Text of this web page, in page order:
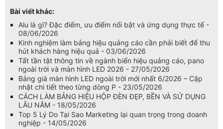
Bài viết khác:
Alu là gì? Đặc điểm, ưu điểm nổi bật và ứng dụng thực tế -
08/06/2026
Kinh nghiệm làm bảng hiệu quảng cáo cần phải biết để thu
hút khách hàng hiệu quả - 03/06/2026
Tất tần tật thông tin về ngành biển hiệu quảng cáo, pano
ngoài trời và màn hình LED 2026 - 27/05/2026
Bảng giá màn hình LED ngoài trời mới nhất 6/2026 – Cập
nhật chi tiết theo từng dòng P - 23/05/2026
CÁCH LÀM BẢNG HIỆU HỘP ĐÈN ĐẸP, BỀN VÀ SỬ DỤNG
LÂU NĂM - 18/05/2026
Top 5 Lý Do Tại Sao Marketing lại quan trọng trong doanh
nghiệp - 14/05/2026